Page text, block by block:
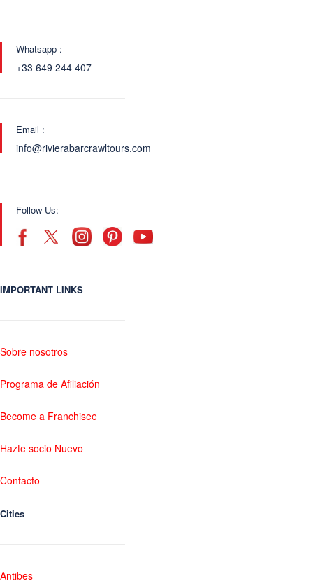
Whatsapp :
+33 649 244 407
Email :
info@rivierabarcrawltours.com
Follow Us:
IMPORTANT LINKS
Sobre nosotros
Programa de Afiliación
Become a Franchisee
Hazte socio Nuevo
Contacto
Cities
Antibes